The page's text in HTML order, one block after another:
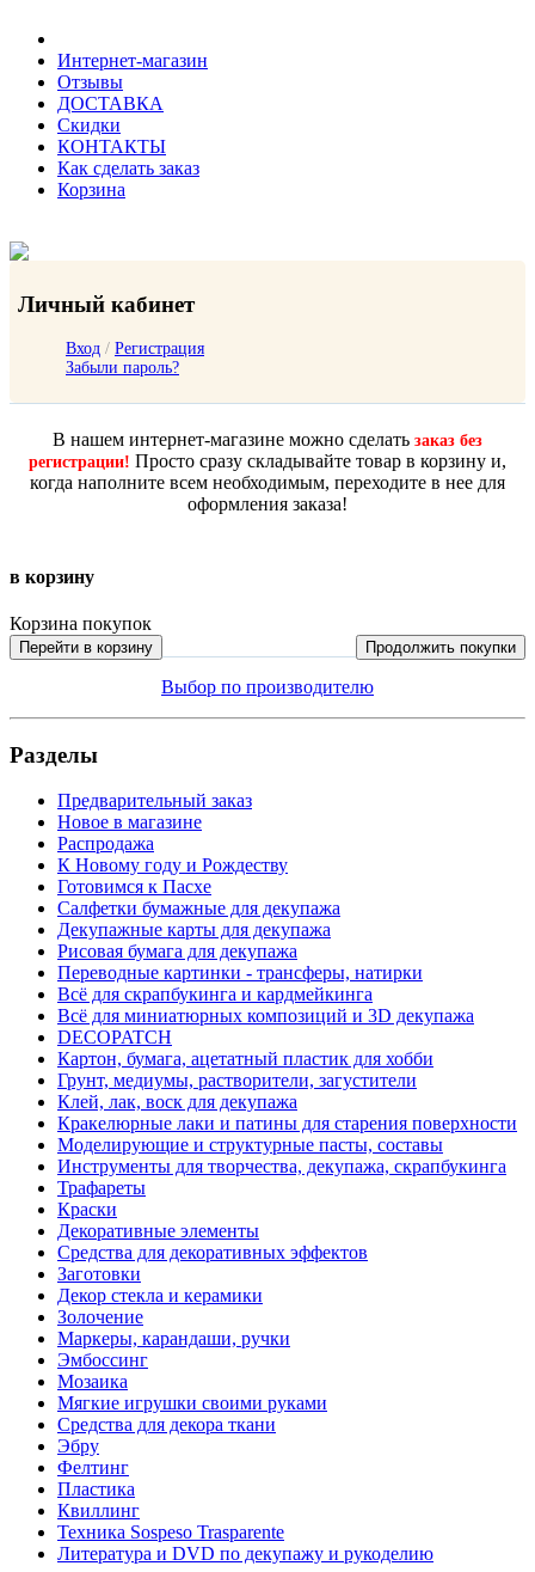
Интернет-магазин
Отзывы
ДОСТАВКА
Скидки
КОНТАКТЫ
Как сделать заказ
Корзина
Личный кабинет
Вход / Регистрация
Забыли пароль?
В нашем интернет-магазине можно сделать заказ без
регистрации! Просто сразу складывайте товар в корзину и,
когда наполните всем необходимым, переходите в нее для
оформления заказа!
в корзину
Корзина покупок
Перейти в корзину Продолжить покупки
Выбор по производителю
Разделы
Предварительный заказ
Новое в магазине
Распродажа
К Новому году и Рождеству
Готовимся к Пасхе
Салфетки бумажные для декупажа
Декупажные карты для декупажа
Рисовая бумага для декупажа
Переводные картинки - трансферы, натирки
Всё для скрапбукинга и кардмейкинга
Всё для миниатюрных композиций и 3D декупажа
DECOPATCH
Картон, бумага, ацетатный пластик для хобби
Грунт, медиумы, растворители, загустители
Клей, лак, воск для декупажа
Кракелюрные лаки и патины для старения поверхности
Моделирующие и структурные пасты, составы
Инструменты для творчества, декупажа, скрапбукинга
Трафареты
Краски
Декоративные элементы
Средства для декоративных эффектов
Заготовки
Декор стекла и керамики
Золочение
Маркеры, карандаши, ручки
Эмбоссинг
Мозаика
Мягкие игрушки своими руками
Средства для декора ткани
Эбру
Фелтинг
Пластика
Квиллинг
Техника Sospeso Trasparente
Литература и DVD по декупажу и рукоделию